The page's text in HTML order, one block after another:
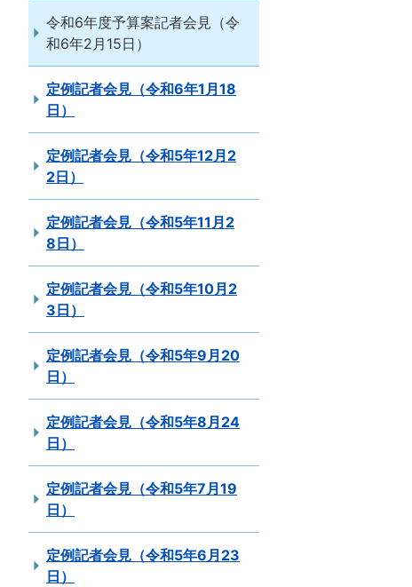
令和6年度予算案記者会見（令
和6年2月15日）
定例記者会見（令和6年1月18
日）
定例記者会見（令和5年12月2
2日）
定例記者会見（令和5年11月2
8日）
定例記者会見（令和5年10月2
3日）
定例記者会見（令和5年9月20
日）
定例記者会見（令和5年8月24
日）
定例記者会見（令和5年7月19
日）
定例記者会見（令和5年6月23
日）